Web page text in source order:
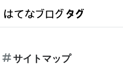
サイトマップ